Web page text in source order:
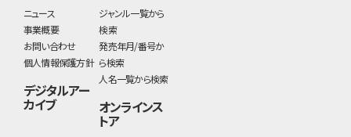
ニュース
事業概要
お問い合わせ
個人情報保護方針
デジタルアー
カイブ
ジャンル一覧から
検索
発売年月/番号か
ら検索
人名一覧から検索
オンラインス
トア